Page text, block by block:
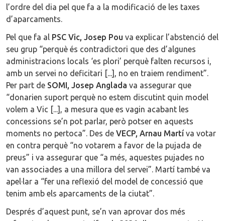
l’ordre del dia pel que fa a la modificació de les taxes
d’aparcaments.
Pel que fa al PSC Vic, Josep Pou va explicar l’abstenció del
seu grup “perquè és contradictori que des d’algunes
administracions locals ‘es plori’ perquè falten recursos i,
amb un servei no deficitari [...], no en traiem rendiment”.
Per part de SOMI, Josep Anglada va assegurar que
“donarien suport perquè no estem discutint quin model
volem a Vic [...], a mesura que es vagin acabant les
concessions se’n pot parlar, però potser en aquests
moments no pertoca”. Des de VECP, Arnau Martí va votar
en contra perquè “no votarem a favor de la pujada de
preus” i va assegurar que “a més, aquestes pujades no
van associades a una millora del servei”. Martí també va
apel·lar a “fer una reflexió del model de concessió que
tenim amb els aparcaments de la ciutat”.
Després d’aquest punt, se’n van aprovar dos més